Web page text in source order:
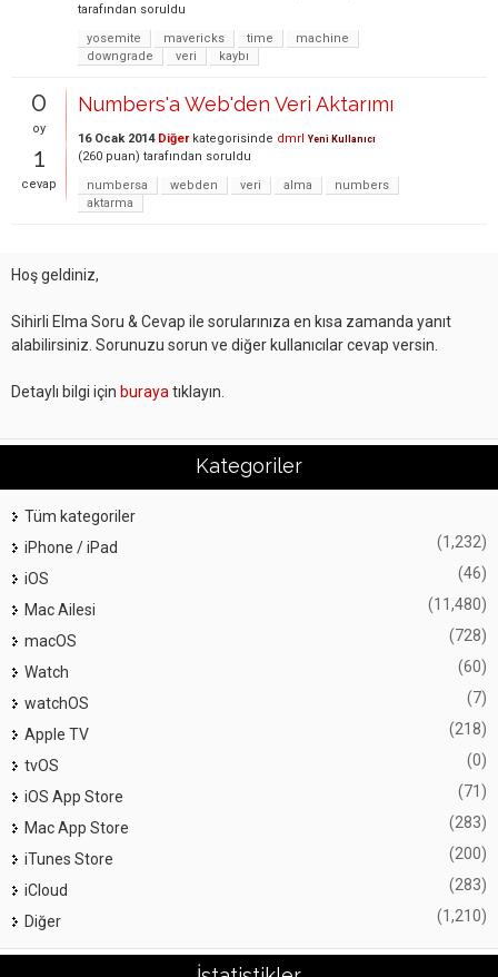
tarafından soruldu
yosemite
mavericks time
machine
downgrade
veri kaybı
0
oy
1
cevap
Numbers'a Web'den Veri Aktarımı
16 Ocak 2014 Diğerkategorisinde dmrl Yeni Kullanıcı
(260 puan) tarafından soruldu
numbersa
webden veri alma
numbers
aktarma
Hoş geldiniz,
Sihirli Elma Soru & Cevap ile sorularınıza en kısa zamanda yanıt
alabilirsiniz. Sorunuzu sorun ve diğer kullanıcılar cevap versin.
Detaylı bilgi için buraya tıklayın.
Kategoriler
Tüm kategoriler
iPhone / iPad
(1,232)
iOS (46)
Mac Ailesi (11,480)
macOS (728)
Watch (60)
watchOS (7)
Apple TV (218)
tvOS (0)
iOS App Store (71)
Mac App Store (283)
iTunes Store (200)
iCloud (283)
Diğer (1,210)